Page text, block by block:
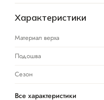
Характеристики
Материал верха
Подошва
Сезон
Все характеристики